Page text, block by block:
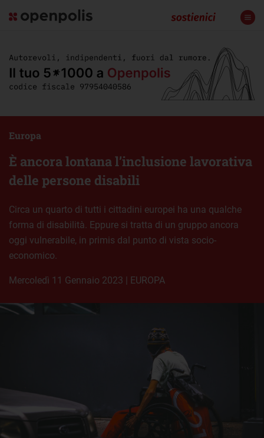
È ancora lontana l’inclusione lavorativa
delle persone disabili
Europa
Circa un quarto di tutti i cittadini europei ha una qualche
forma di disabilità. Eppure si tratta di un gruppo ancora
oggi vulnerabile, in primis dal punto di vista socio-
economico.
mercoledì 11 Gennaio 2023 | EUROPA